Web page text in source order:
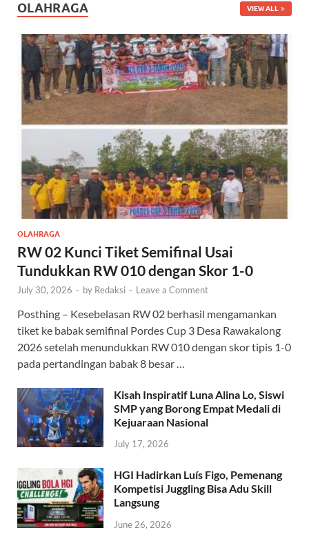
OLAHRAGA VIEW ALL
OLAHRAGA
RW 02 Kunci Tiket Semifinal Usai
Tundukkan RW 010 dengan Skor 1-0
July 30, 2026 - by Redaksi - Leave a Comment
Posthing – Kesebelasan RW 02 berhasil mengamankan
tiket ke babak semifinal Pordes Cup 3 Desa Rawakalong
2026 setelah menundukkan RW 010 dengan skor tipis 1-0
pada pertandingan babak 8 besar …
Kisah Inspiratif Luna Alina Lo, Siswi
SMP yang Borong Empat Medali di
Kejuaraan Nasional
July 17, 2026
HGI Hadirkan Luís Figo, Pemenang
Kompetisi Juggling Bisa Adu Skill
Langsung
June 26, 2026